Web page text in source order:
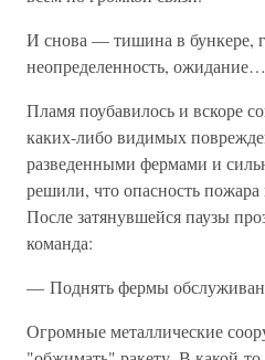
И снова — тишина в бункере,
неопределенность, ожидание…
Пламя поубавилось и вскоре
каких-либо видимых
разведенными фермами и
решили, что опасность пожара
После затянувшейся паузы
команда:
— Поднять фермы
Огромные металлические